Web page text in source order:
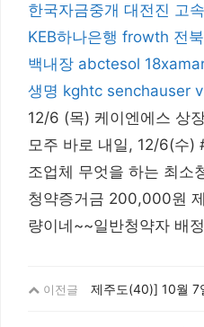
한국자금중개 대전진 고
KEB하나은행 frowth 전
백내장 abctesol
생명 kghtc senchauser
12/6 (목) 케이엔에스 상
모주 바로 내일, 12/6(수)
조업체 무엇을 하는 최
청약증거금 200,000원
량이네~~일반청약자 배
이전글 제주도(40)] 10월 7